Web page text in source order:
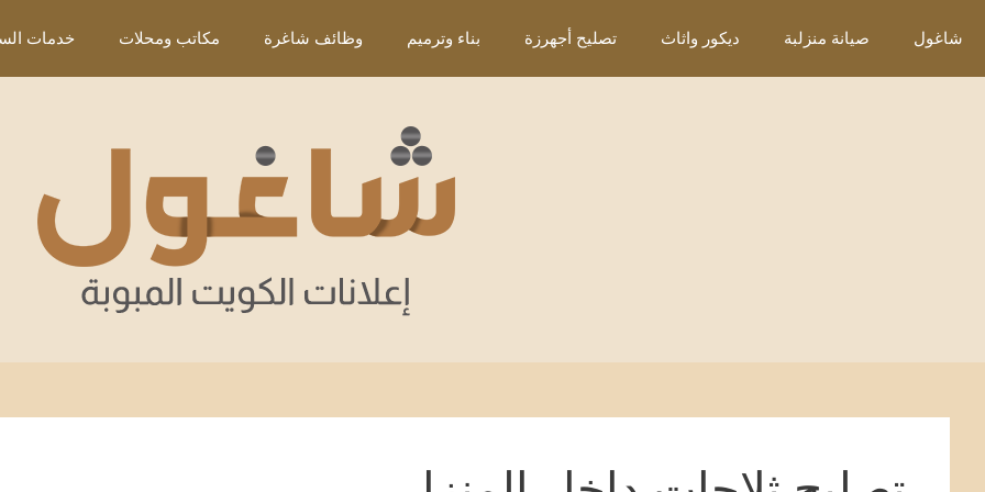
إلىشاغول صيانة منزلبة ديكور واثاث تصليح أجهرزة بناء وترميم وظائف شاغرة مكاتب ومحلات خدمات